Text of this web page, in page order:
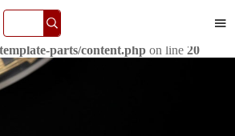

parameter 1 to be array, null given in
south/guangzhou/www.watchshwx.com/
parts/content.php on line 20